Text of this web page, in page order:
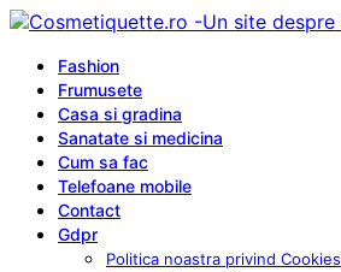
Fashion
Frumusete
Casa si gradina
Sanatate si medicina
Cum sa fac
Telefoane mobile
Contact
Gdpr
Politica noastra privind Cookies